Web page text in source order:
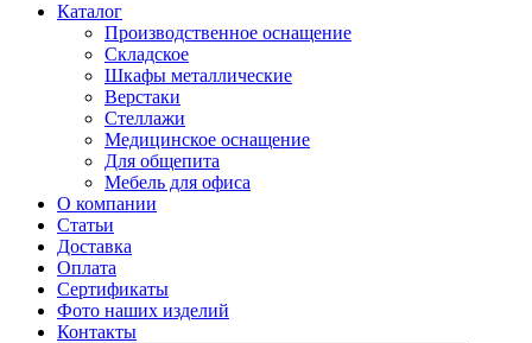
Каталог
Производственное оснащение
Складское
Шкафы металлические
Верстаки
Стеллажи
Медицинское оснащение
Для общепита
Мебель для офиса
О компании
Статьи
Доставка
Оплата
Сертификаты
Фото наших изделий
Контакты